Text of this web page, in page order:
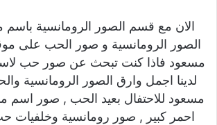
الان مع قسم الصور الرومانسية
الصور الرومانسية و صور الحب على
مسعود فاذا كنت تبحث عن صور حب
لدينا اجمل وارق الصور الرومانسية
مسعود للاحتفال بعيد الحب , صور
احمر كبير , صور رومانسية وخلفيات